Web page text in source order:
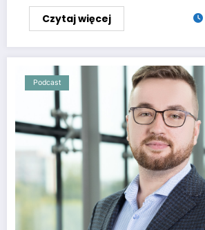
Czytaj więcej
Podcast